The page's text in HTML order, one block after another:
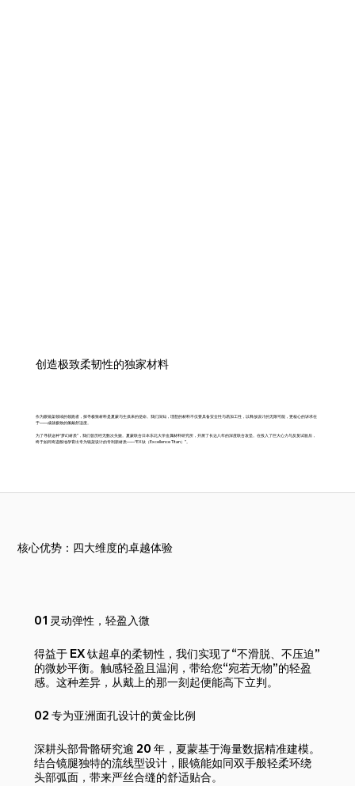
创造极致柔韧性的独家材料
作为眼镜架领域的领跑者，探寻极致材料是夏蒙与生俱来的使命。我们深知，理想的材料不仅要具备安全性与易加工性，以释放设计的无限可能，更核心的诉求在
于——成就极致的佩戴舒适度。
为了寻获这种“梦幻材质”，我们曾历经无数次失败。夏蒙联合日本东北大学金属材料研究所，开展了长达八年的深度联合攻坚。在投入了巨大心力与反复试验后，
终于如同奇迹般地孕育出专为镜架设计的专利新材质——“EX钛（Excellence Titan）”。
核心优势：四大维度的卓越体验
01 灵动弹性，轻盈入微
得益于 EX 钛超卓的柔韧性，我们实现了“不滑脱、不压迫”
的微妙平衡。触感轻盈且温润，带给您“宛若无物”的轻盈
感。这种差异，从戴上的那一刻起便能高下立判。
02 专为亚洲面孔设计的黄金比例
深耕头部骨骼研究逾 20 年，夏蒙基于海量数据精准建模。
结合镜腿独特的流线型设计，眼镜能如同双手般轻柔环绕
头部弧面，带来严丝合缝的舒适贴合。